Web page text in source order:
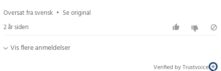
Oversat fra svensk • Se original
2 år siden
Vis flere anmeldelser
Verified by Trustvoice